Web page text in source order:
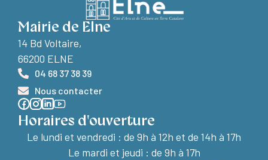
Mairie de Elne
14 Bd Voltaire,
66200 ELNE
04 68 37 38 39
Nous contacter
Horaires d'ouverture
Le lundi et vendredi : de 9h à 12h et de 14h à 17h
Le mardi et jeudi : de 9h à 17h